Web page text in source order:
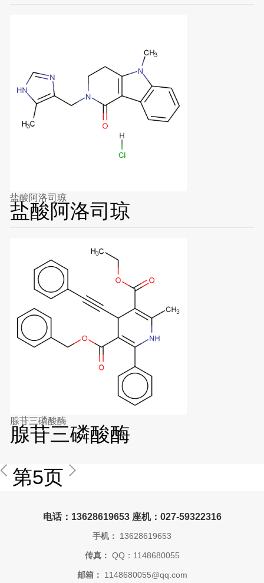
盐酸阿洛司琼
盐酸阿洛司琼
腺苷三磷酸酶
腺苷三磷酸酶
第5页
电话：13628619653 座机：027-59322316
手机： 13628619653
传真： QQ：1148680055
邮箱： 1148680055@qq.com